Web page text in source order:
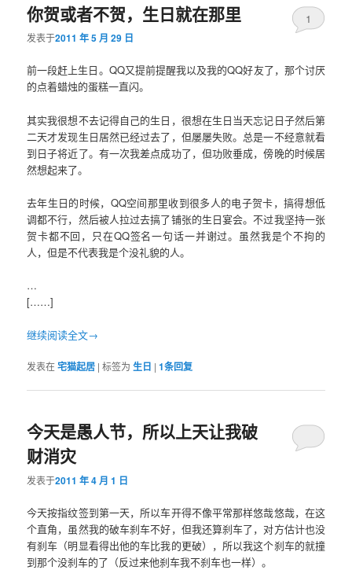
你贺或者不贺，生日就在那里
发表于2011 年 5 月 29 日
1
前一段赶上生日。QQ又提前提醒我以及我的QQ好友了，那个讨厌
的点着蜡烛的蛋糕一直闪。
其实我很想不去记得自己的生日，很想在生日当天忘记日子然后第
二天才发现生日居然已经过去了，但屡屡失败。总是一不经意就看
到日子将近了。有一次我差点成功了，但功败垂成，傍晚的时候居
然想起来了。
去年生日的时候，QQ空间那里收到很多人的电子贺卡，搞得想低
调都不行，然后被人拉过去搞了铺张的生日宴会。不过我坚持一张
贺卡都不回，只在QQ签名一句话一并谢过。虽然我是个不拘的
人，但是不代表我是个没礼貌的人。
…
[……]
继续阅读全文→
发表在宅猫起居 |标签为 生日 |1条回复
今天是愚人节，所以上天让我破
财消灾
发表于2011 年 4 月 1 日
今天按指纹签到第一天，所以车开得不像平常那样悠哉悠哉，在这
个直角，虽然我的破车刹车不好，但我还算刹车了，对方估计也没
有刹车（明显看得出他的车比我的更破），所以我这个刹车的就撞
到那个没刹车的了（反过来他刹车我不刹车也一样）。